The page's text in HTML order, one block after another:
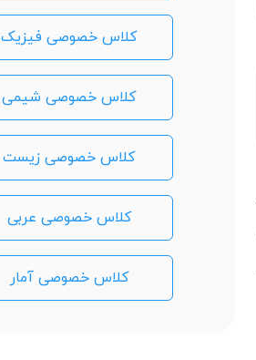
کلاس خصوصی فیزیک
کلاس خصوصی شیمی
کلاس خصوصی زیست
کلاس خصوصی عربی
کلاس خصوصی آمار